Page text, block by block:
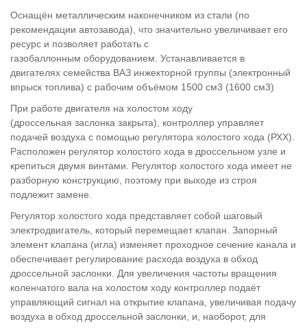
Оснащён металлическим наконечником из стали (по
рекомендации автозавода), что значительно увеличивает его
ресурс и позволяет работать с
газобаллонным оборудованием. Устанавливается в
двигателях семейства ВАЗ инжекторной группы (электронный
впрыск топлива) с рабочим объёмом 1500 см3 (1600 см3)
При работе двигателя на холостом ходу
(дроссельная заслонка закрыта), контроллер управляет
подачей воздуха с помощью регулятора холостого хода (РХХ).
Расположен регулятор холостого хода в дроссельном узле и
крепиться двумя винтами. Регулятор холостого хода имеет не
разборную конструкцию, поэтому при выходе из строя
подлежит замене.
Регулятор холостого хода представляет собой шаговый
электродвигатель, который перемещает клапан. Запорный
элемент клапана (игла) изменяет проходное сечение канала и
обеспечивает регулирование расхода воздуха в обход
дроссельной заслонки. Для увеличения частоты вращения
коленчатого вала на холостом ходу контроллер подаёт
управляющий сигнал на открытие клапана, увеличивая подачу
воздуха в обход дроссельной заслонки, и, наоборот, для